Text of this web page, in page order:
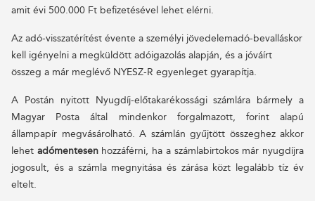
amit évi 500.000 Ft befizetésével lehet elérni.
Az adó-visszatérítést évente a személyi jövedelemadó-bevalláskor
kell igényelni a megküldött adóigazolás alapján, és a jóváírt
összeg a már meglévő NYESZ-R egyenleget gyarapítja.
A Postán nyitott Nyugdíj-előtakarékossági számlára bármely a
Magyar Posta által mindenkor forgalmazott, forint alapú
állampapír megvásárolható. A számlán gyűjtött összeghez akkor
lehet adómentesenhozzáférni, ha a számlabirtokos már nyugdíjra
jogosult, és a számla megnyitása és zárása közt legalább tíz év
eltelt.